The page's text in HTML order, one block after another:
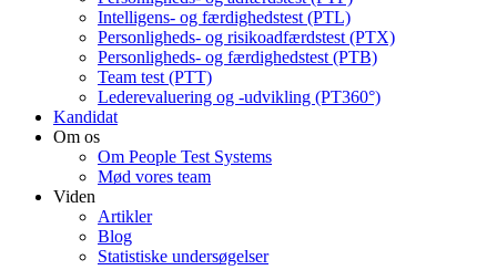
Intelligens- og færdighedstest (PTL)
Personligheds- og risikoadfærdstest (PTX)
Personligheds- og færdighedstest (PTB)
Team test (PTT)
Lederevaluering og -udvikling (PT360°)
Kandidat
Om os
Om People Test Systems
Mød vores team
Viden
Artikler
Blog
Statistiske undersøgelser